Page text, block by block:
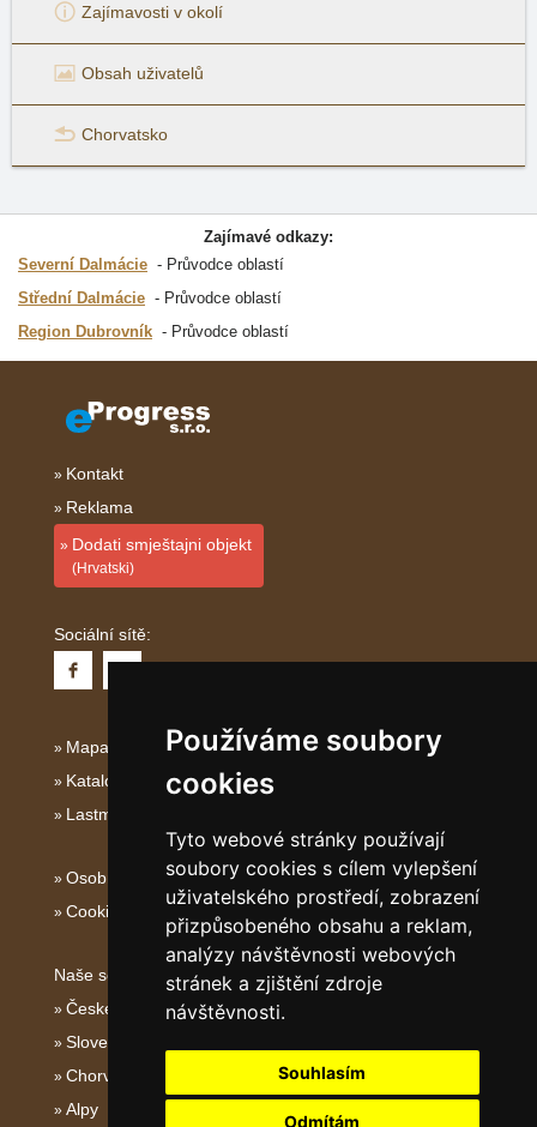
Používáme soubory
cookies
Tyto webové stránky používají
soubory cookies s cílem vylepšení
uživatelského prostředí, zobrazení
přizpůsobeného obsahu a reklam,
analýzy návštěvnosti webových
stránek a zjištění zdroje
návštěvnosti.
Souhlasím
Odmítám
Zajímavosti v okolí
Obsah uživatelů
Chorvatsko
Zajímavé odkazy:
Severní Dalmácie
Průvodce oblastí
Střední Dalmácie
Průvodce oblastí
Region Dubrovník
Průvodce oblastí
Kontakt
Reklama
Dodati smještajni objekt
(Hrvatski)
Sociální sítě:
Mapa serveru Dalmácie
Katalog ubytování Dalmácie
Lastminute Dalmácie
Osobní údaje
Cookies
Naše servery:
České hory
Slovenské hory
Chorvatsko
Alpy